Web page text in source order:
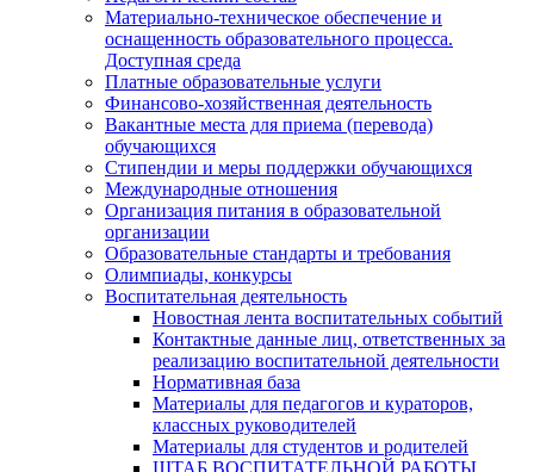
Материально-техническое обеспечение и
оснащенность образовательного процесса.
Доступная среда
Платные образовательные услуги
Финансово-хозяйственная деятельность
Вакантные места для приема (перевода)
обучающихся
Стипендии и меры поддержки обучающихся
Международные отношения
Организация питания в образовательной
организации
Образовательные стандарты и требования
Олимпиады, конкурсы
Воспитательная деятельность
Новостная лента воспитательных событий
Контактные данные лиц, ответственных за
реализацию воспитательной деятельности
Нормативная база
Материалы для педагогов и кураторов,
классных руководителей
Материалы для студентов и родителей
ШТАБ ВОСПИТАТЕЛЬНОЙ РАБОТЫ